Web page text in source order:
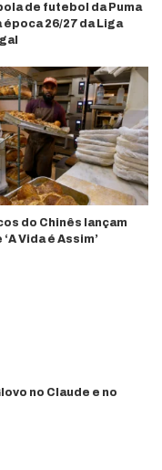
de futebol da Puma
época 26/27 da Liga
do Chinês lançam
Vida é Assim’
no Claude e no